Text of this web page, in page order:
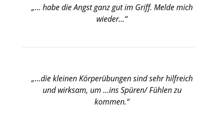
„… habe die Angst ganz gut im Griff. Melde mich
wieder…“
„…die kleinen Körperübungen sind sehr hilfreich
und wirksam, um …ins Spüren/ Fühlen zu
kommen.“